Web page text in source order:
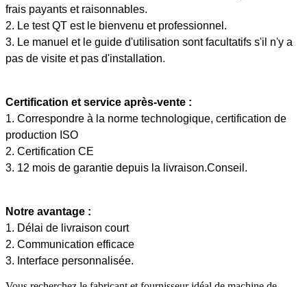
frais payants et raisonnables.
2. Le test QT est le bienvenu et professionnel.
3. Le manuel et le guide d'utilisation sont facultatifs s'il n'y a
pas de visite et pas d'installation.
Certification et service après-vente :
1. Correspondre à la norme technologique, certification de
production ISO
2. Certification CE
3. 12 mois de garantie depuis la livraison.Conseil.
Notre avantage :
1. Délai de livraison court
2. Communication efficace
3. Interface personnalisée.